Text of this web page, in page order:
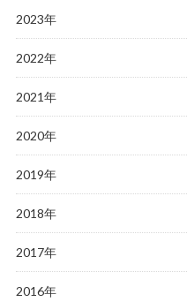
2023年
2022年
2021年
2020年
2019年
2018年
2017年
2016年